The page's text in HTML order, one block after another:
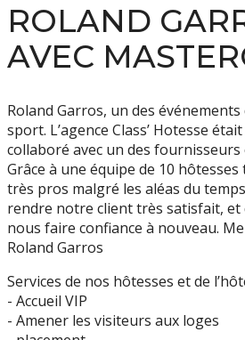
ROLAND
AVEC
Roland Garros, un des événements
sport. L’agence Class’ Hotesse
collaboré avec un des fournisseurs
Grâce à une équipe de 10
très pros malgré les aléas du
rendre notre client très satisfait, et
nous faire confiance à nouveau.
Roland Garros
Services de nos hôtesses et de
- Accueil VIP
- Amener les visiteurs aux loges